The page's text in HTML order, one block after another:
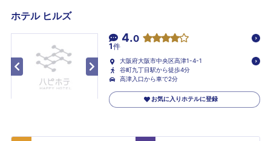
ホテル ヒルズ
4.0
1件
大阪府大阪市中央区高津1-4-1
谷町九丁目駅から徒歩4分
高津入口から車で2分
お気に入りホテルに登録